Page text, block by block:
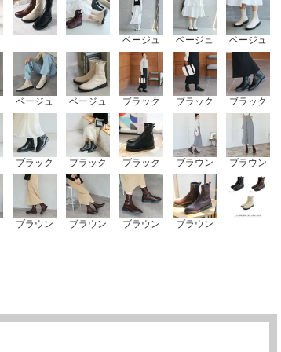
ベージュ ベージュ ベージュ
ベージュ ベージュ ブラック ブラック ブラック
ブラック ブラック ブラック ブラウン ブラウン
ブラウン ブラウン ブラウン ブラウン